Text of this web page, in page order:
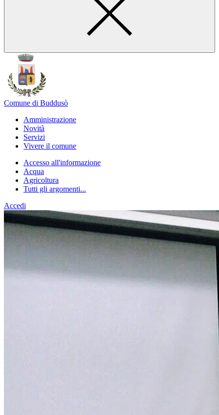
Comune di Buddusò
Amministrazione
Novità
Servizi
Vivere il comune
Accesso all'informazione
Acqua
Agricoltura
Tutti gli argomenti...
Accedi